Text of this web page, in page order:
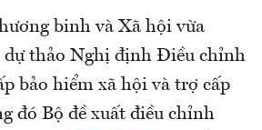
binh và Xã hội vừa
thảo Nghị định Điều chỉnh
bảo hiểm xã hội và trợ cấp
đó Bộ đề xuất điều chỉnh